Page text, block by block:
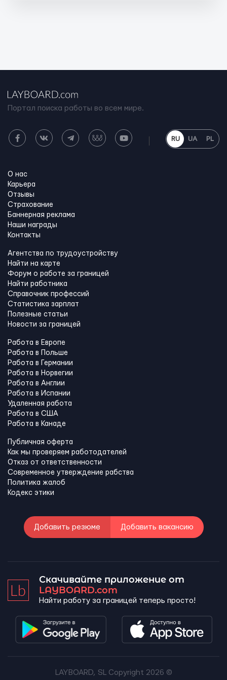
Портал поиска работы во всем мире.
RU UA PL
О нас
Карьера
Отзывы
Страхование
Баннерная реклама
Наши награды
Контакты
Агентства по трудоустройству
Найти на карте
Форум о работе за границей
Найти работника
Справочник профессий
Статистика зарплат
Полезные статьи
Новости за границей
Работа в Европе
Работа в Польше
Работа в Германии
Работа в Норвегии
Работа в Англии
Работа в Испании
Удаленная работа
Работа в США
Работа в Канадe
Публичная оферта
Как мы проверяем работодателей
Отказ от ответственности
Современное утверждение рабства
Политика жалоб
Кодекс этики
Добавить резюме Добавить вакансию
Скачивайте приложение от
LAYBOARD.com
Найти работу за границей теперь просто!
LAYBOARD, SL Copyright 2026 ©